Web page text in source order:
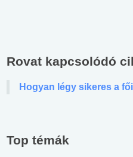
Rovat kapcsolódó
Hogyan légy sikeres a
Top témák